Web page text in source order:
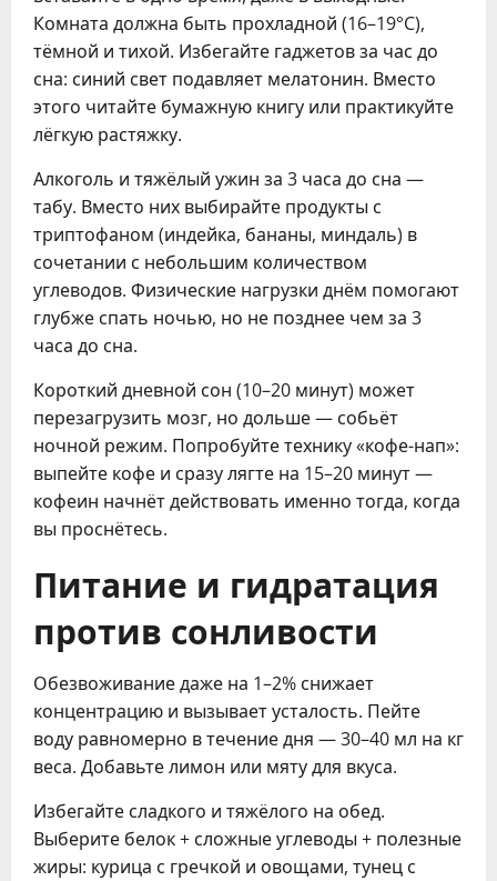
Комната должна быть прохладной (16–19°C),
тёмной и тихой. Избегайте гаджетов за час до
сна: синий свет подавляет мелатонин. Вместо
этого читайте бумажную книгу или практикуйте
лёгкую растяжку.
Алкоголь и тяжёлый ужин за 3 часа до сна —
табу. Вместо них выбирайте продукты с
триптофаном (индейка, бананы, миндаль) в
сочетании с небольшим количеством
углеводов. Физические нагрузки днём помогают
глубже спать ночью, но не позднее чем за 3
часа до сна.
Короткий дневной сон (10–20 минут) может
перезагрузить мозг, но дольше — собьёт
ночной режим. Попробуйте технику «кофе-нап»:
выпейте кофе и сразу лягте на 15–20 минут —
кофеин начнёт действовать именно тогда, когда
вы проснётесь.
Питание и гидратация
против сонливости
Обезвоживание даже на 1–2% снижает
концентрацию и вызывает усталость. Пейте
воду равномерно в течение дня — 30–40 мл на кг
веса. Добавьте лимон или мяту для вкуса.
Избегайте сладкого и тяжёлого на обед.
Выберите белок + сложные углеводы + полезные
жиры: курица с гречкой и овощами, тунец с